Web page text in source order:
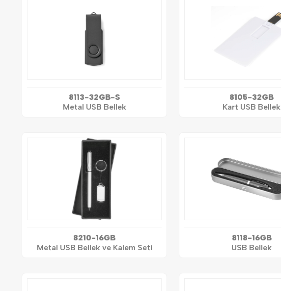
8113-32GB-S
Metal USB Bellek
8105-32GB
Kart USB Bellek
8210-16GB
Metal USB Bellek ve Kalem Seti
8118-16GB
USB Bellek